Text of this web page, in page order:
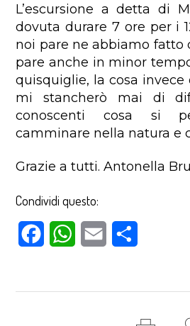
L’escursione a detta di
dovuta durare 7 ore per i
noi pare ne abbiamo fatto
pare anche in minor
quisquiglie, la cosa invece
mi stancherò mai di
conoscenti cosa si
camminare nella natura e
Grazie a tutti. Antonella
Condividi questo:
FacebookWhatsAppEmail